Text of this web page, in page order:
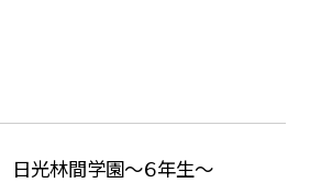
日光林間学園～６年生～